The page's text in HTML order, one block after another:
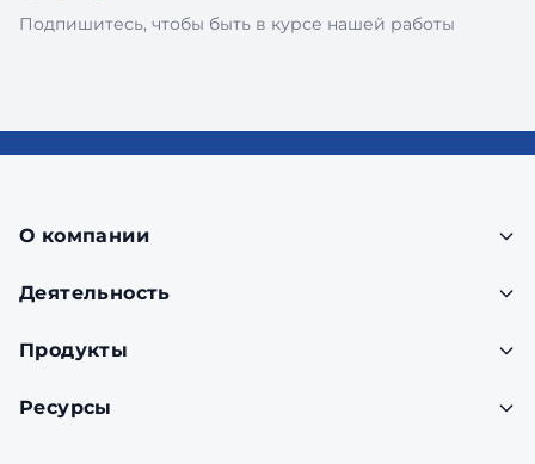
Подпишитесь, чтобы быть в курсе нашей работы
О компании
Деятельность
Продукты
Ресурсы